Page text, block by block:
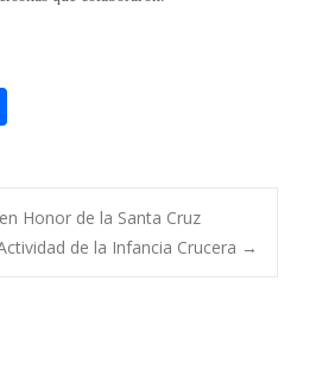
m
p
ar
Honor de la Santa Cruz
de la Infancia Crucera →